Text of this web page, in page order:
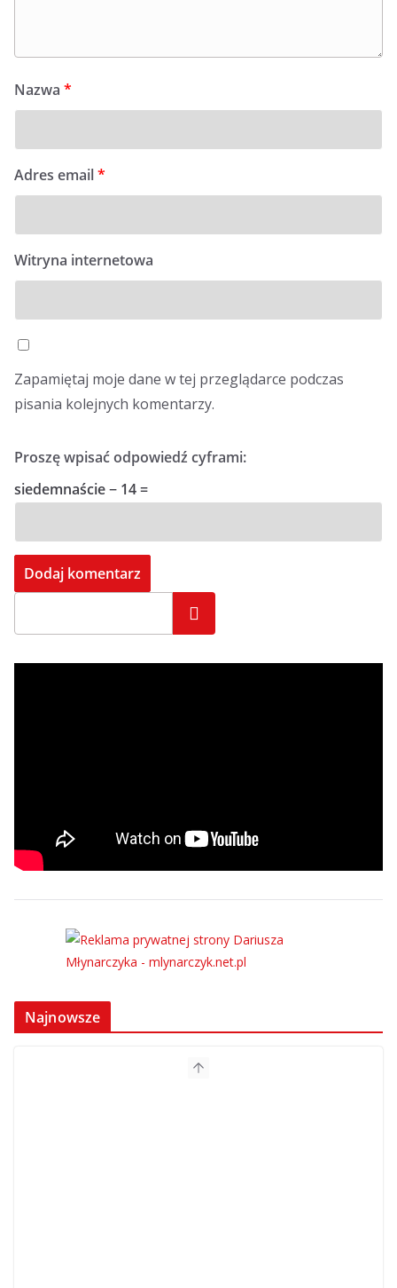
Nazwa *
Adres email*
Witryna internetowa
Zapamiętaj moje dane w tej przeglądarce podczas
pisania kolejnych komentarzy.
Proszę wpisać odpowiedź cyframi:
siedemnaście − 14 =
Szukaj
Najnowsze